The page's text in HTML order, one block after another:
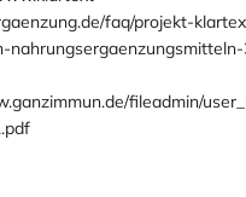
lexikon.com/
und-Signalwege-
NAD-und-sein-Einfluss-
nahrungsergaenzungsmitteln-